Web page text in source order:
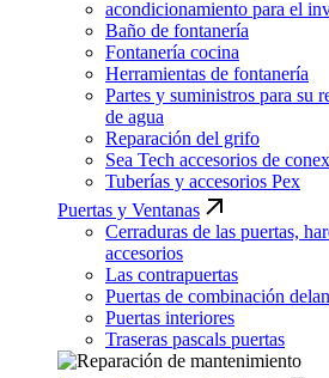
acondicionamiento para el
Baño de fontanería
Fontanería cocina
Herramientas de fontanería
Partes y suministros para su
de agua
Reparación del grifo
Sea Tech accesorios de
Tuberías y accesorios Pex
Puertas y Ventanas
Cerraduras de las puertas,
accesorios
Las contrapuertas
Puertas de combinación
Puertas interiores
Traseras pascals puertas